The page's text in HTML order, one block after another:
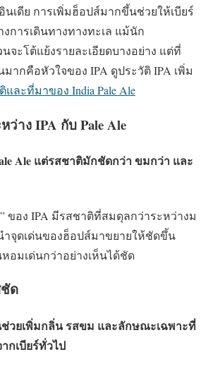
นเดีย การเพิ่มฮ็อปส์มากขึ้นช่วยให้เบียร์
การเดินทางทางทะเล แม้นัก
จะโต้แย้งรายละเอียดบางอย่าง แต่ที่
ากคือหัวใจของ IPA ดูประวัติ IPA เพิ่ม
และที่มาของ India Pale Ale
ว่าง IPA กับ Pale Ale
Ale แต่รสชาติมักชัดกว่า ขมกว่า และ
” ของ IPA มีรสชาติที่สมดุลกว่าระหว่างม
ำจุดเด่นของฮ็อปส์มาขยายให้ชัดขึ้น
อมเด่นกว่าอย่างเห็นได้ชัด
ด
วยเพิ่มกลิ่น รสขม และลักษณะเฉพาะที่
กเบียร์ทั่วไป